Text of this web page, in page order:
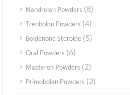
Nandrolon Powders (8)
Trenbolon Powders (4)
Boldenone Steroide (5)
Oral Powders (6)
Masteron Powders (2)
Primobolan Powders (2)